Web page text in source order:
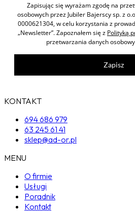
Zapisując się wyrażam zgodę na
osobowych przez Jubiler Bajerscy sp. z
0000621304, w celu korzystania z
„Newsletter”. Zapoznałem się z Polityką
przetwarzania danych
Zapisz
KONTAKT
694 686 979
63 245 61 41
sklep@ad-or.pl
MENU
O firmie
Usługi
Poradnik
Kontakt